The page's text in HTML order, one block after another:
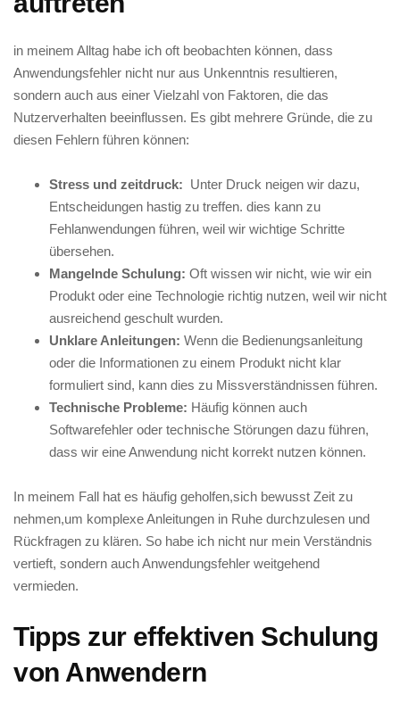
in meinem⁤ Alltag‍ habe ​ich ‍oft‌ beobachten können, dass‌
Anwendungsfehler nicht⁢ nur ⁢aus⁢ Unkenntnis resultieren,
sondern auch aus einer Vielzahl‍ von Faktoren, die⁤ das
Nutzerverhalten⁤ beeinflussen. Es gibt mehrere Gründe, ⁣die zu
diesen Fehlern führen können:
Stress und zeitdruck: ⁣ Unter Druck ‌neigen wir dazu,
Entscheidungen hastig zu ⁤treffen. dies kann ​zu
Fehlanwendungen führen, ‌weil wir wichtige Schritte
übersehen.
Mangelnde Schulung: Oft wissen wir ‌nicht, wie wir ein
Produkt oder eine Technologie richtig nutzen, weil wir‌ nicht
ausreichend ‌geschult wurden.
Unklare ‍Anleitungen: Wenn die Bedienungsanleitung
oder‍ die⁢ Informationen⁢ zu​ einem‌ Produkt ⁣nicht klar⁢
formuliert sind, kann dies zu⁢ Missverständnissen führen.
Technische ‍Probleme: Häufig können ‍auch
Softwarefehler oder technische ‌Störungen dazu führen,
dass wir eine Anwendung‍ nicht korrekt‌ nutzen können.
In meinem Fall hat es‍ häufig⁣ geholfen,sich⁤ bewusst Zeit zu
nehmen,um komplexe‌ Anleitungen in Ruhe⁤ durchzulesen und
Rückfragen zu klären. So habe ich ‍nicht nur mein Verständnis​
vertieft, ‍sondern auch Anwendungsfehler⁤ weitgehend
‍vermieden.
Tipps zur ⁢effektiven‌ Schulung
von Anwendern